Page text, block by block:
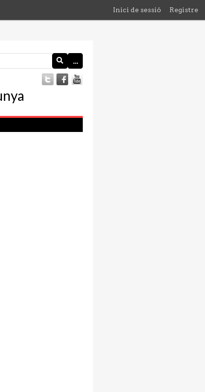
Inici de sessió Registre
…